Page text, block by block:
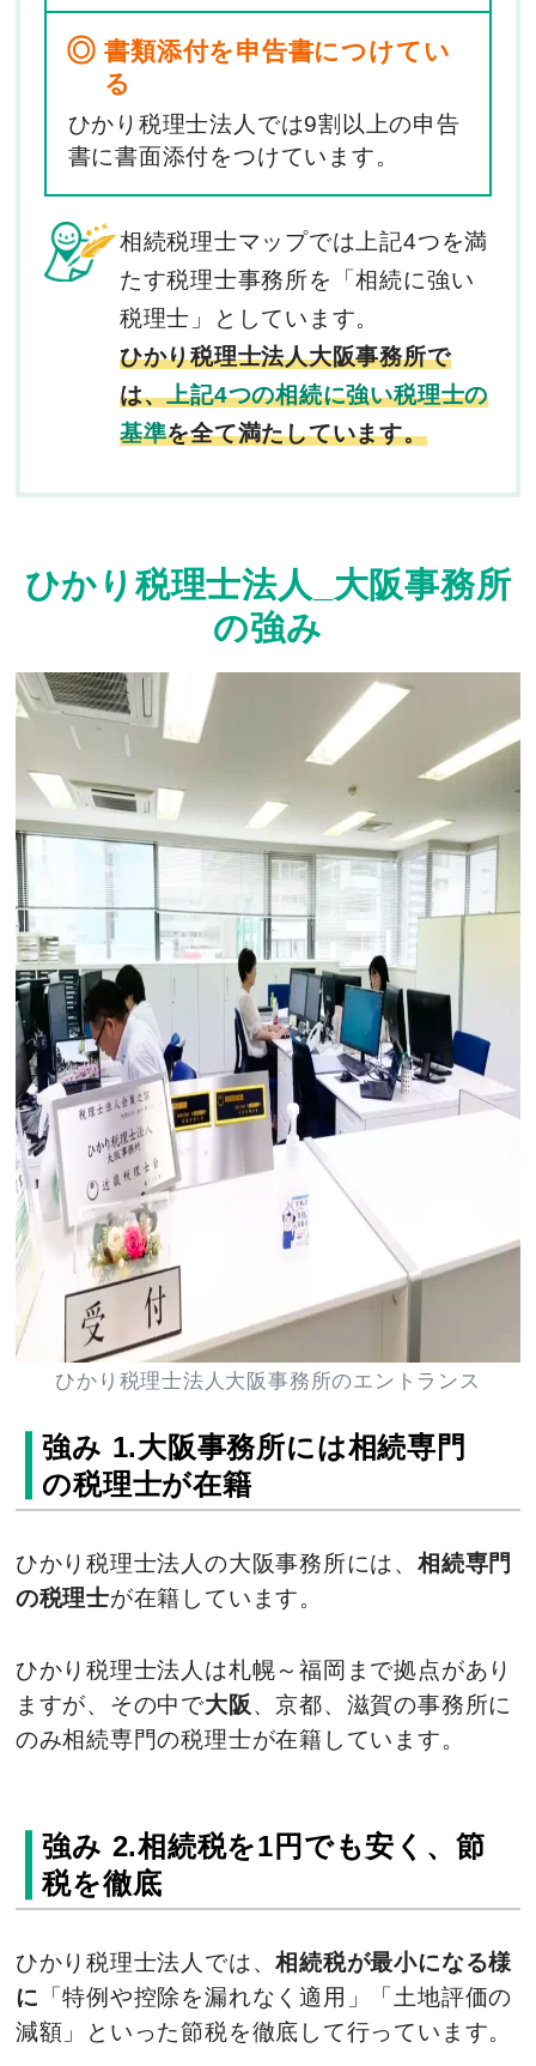
書類添付を申告書につけてい
る
ひかり税理士法人では9割以上の申告
書に書面添付をつけています。
相続税理士マップでは上記4つを満
たす税理士事務所を「相続に強い
税理士」としています。
ひかり税理士法人大阪事務所で
は、上記4つの相続に強い税理士の
基準を全て満たしています。
ひかり税理士法人_大阪事務所
の強み
ひかり税理士法人大阪事務所のエントランス
強み 1.大阪事務所には相続専門
の税理士が在籍
ひかり税理士法人の大阪事務所には、 相続専門
の税理士が在籍しています。
ひかり税理士法人は札幌～福岡まで拠点があり
ますが、その中で大阪、京都、滋賀の事務所に
のみ相続専門の税理士が在籍しています。
強み 2.相続税を1円でも安く、節
税を徹底
ひかり税理士法人では、相続税が最小になる様
に 「特例や控除を漏れなく適用」「土地評価の
減額」といった節税を徹底して行っています。